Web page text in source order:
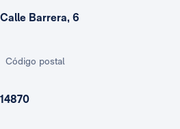
Calle Barrera, 6
Código postal
14870